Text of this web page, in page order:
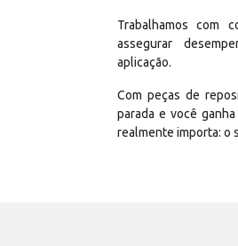
Trabalhamos com
assegurar
aplicação.
Com peças de
parada e você
realmente importa: o